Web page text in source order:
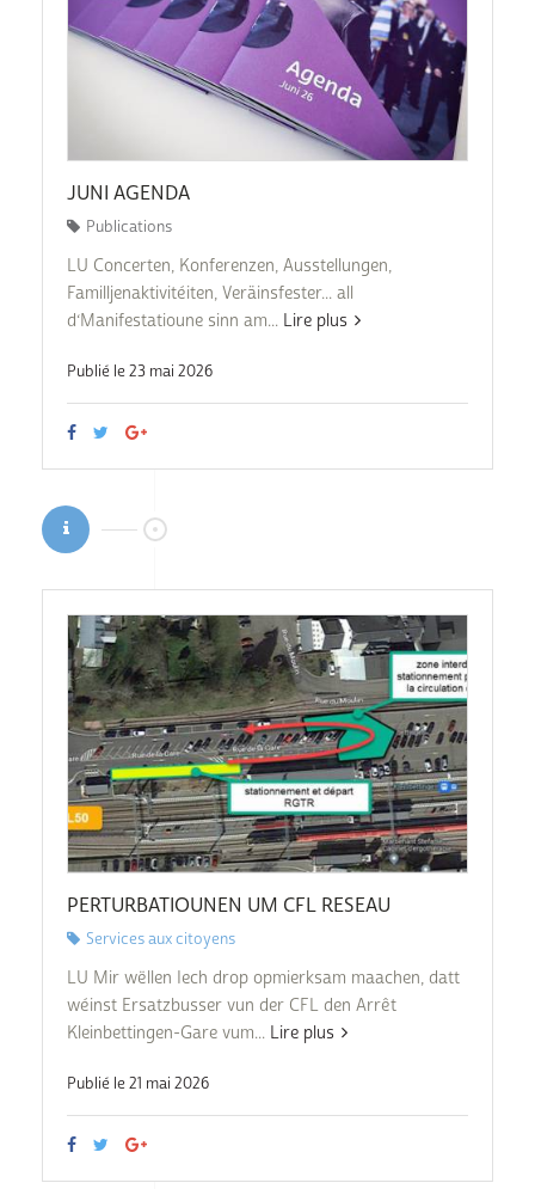
JUNI AGENDA
Publications
LU Concerten, Konferenzen, Ausstellungen,
Familljenaktivitéiten, Veräinsfester... all
d‘Manifestatioune sinn am... Lire plus
Publié le 23 mai 2026
PERTURBATIOUNEN UM CFL RESEAU
Services aux citoyens
LU Mir wëllen Iech drop opmierksam maachen, datt
wéinst Ersatzbusser vun der CFL den Arrêt
Kleinbettingen-Gare vum... Lire plus
Publié le 21 mai 2026